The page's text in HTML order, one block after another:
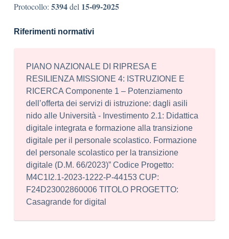
Protocollo: 5394del 15-09-2025
Riferimenti normativi
PIANO NAZIONALE DI RIPRESA E
RESILIENZA MISSIONE 4: ISTRUZIONE E
RICERCA Componente 1 – Potenziamento
dell’offerta dei servizi di istruzione: dagli asili
nido alle Università - Investimento 2.1: Didattica
digitale integrata e formazione alla transizione
digitale per il personale scolastico. Formazione
del personale scolastico per la transizione
digitale (D.M. 66/2023)” Codice Progetto:
M4C1I2.1-2023-1222-P-44153 CUP:
F24D23002860006 TITOLO PROGETTO:
Casagrande for digital